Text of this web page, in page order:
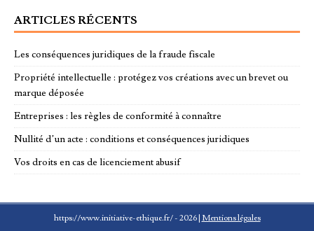
ARTICLES RÉCENTS
Les conséquences juridiques de la fraude fiscale
Propriété intellectuelle : protégez vos créations avec un brevet ou
marque déposée
Entreprises : les règles de conformité à connaître
Nullité d’un acte : conditions et conséquences juridiques
Vos droits en cas de licenciement abusif
https://www.initiative-ethique.fr/ - 2026 Mentions légales